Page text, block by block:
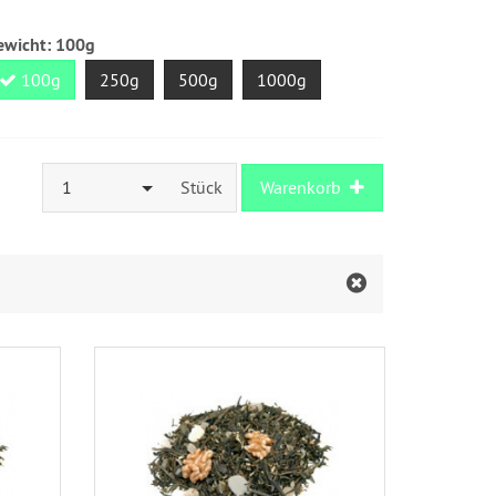
100g
100g 250g 500g 1000g
1 Stück Warenkorb